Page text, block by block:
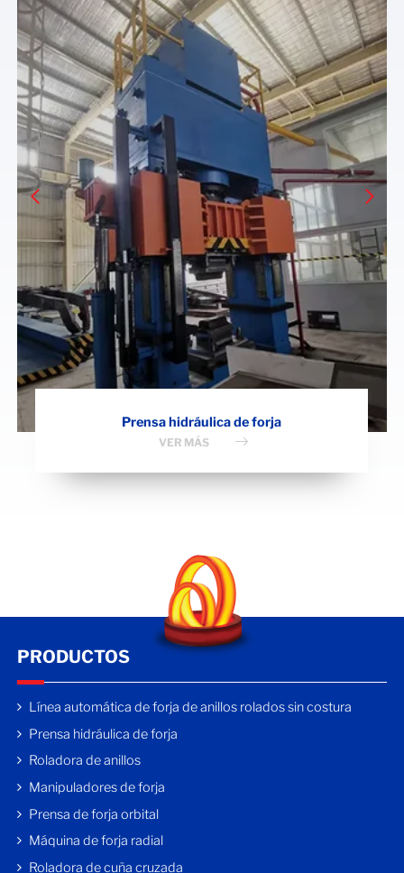
Prensa hidráulica de forja
VER MÁS
PRODUCTOS
Línea automática de forja de anillos rolados sin costura
Prensa hidráulica de forja
Roladora de anillos
Manipuladores de forja
Prensa de forja orbital
Máquina de forja radial
Roladora de cuña cruzada